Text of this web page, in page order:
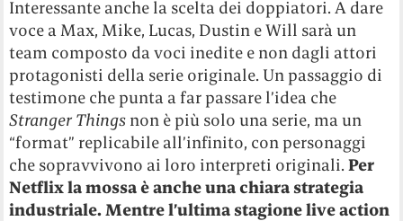
Interessante anche la scelta dei doppiatori. A dare
voce a Max, Mike, Lucas, Dustin e Will sarà un
team composto da voci inedite e non dagli attori
protagonisti della serie originale. Un passaggio di
testimone che punta a far passare l’idea che
Stranger Things non è più solo una serie, ma un
“format” replicabile all’infinito, con personaggi
che sopravvivono ai loro interpreti originali.Per
Netflix la mossa è anche una chiara strategia
industriale. Mentre l’ultima stagione live action